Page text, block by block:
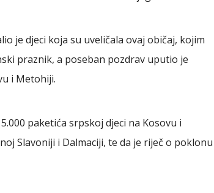
je djeci koja su uveličala ovaj običaj, kojim
praznik, a poseban pozdrav uputio je
i Metohiji.
paketića srpskoj djeci na Kosovu i
Slavoniji i Dalmaciji, te da je riječ o poklonu